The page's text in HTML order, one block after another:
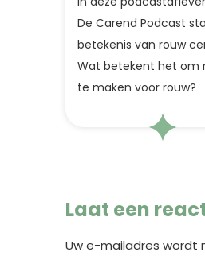
De Carend Podcast
betekenis van rouw
Wat betekent het om
te maken voor rouw?
Laat een
Uw e-mailadres wordt